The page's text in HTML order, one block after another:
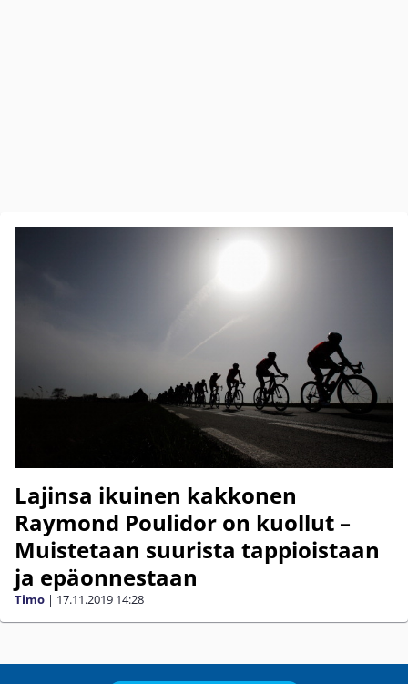
Lajinsa ikuinen kakkonen
Raymond Poulidor on kuollut –
Muistetaan suurista tappioistaan
ja epäonnestaan
Timo | 17.11.2019 14:28